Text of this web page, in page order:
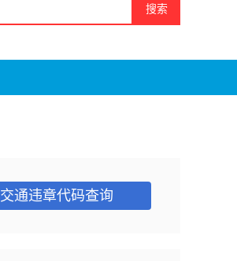
搜索
交通违章代码查询